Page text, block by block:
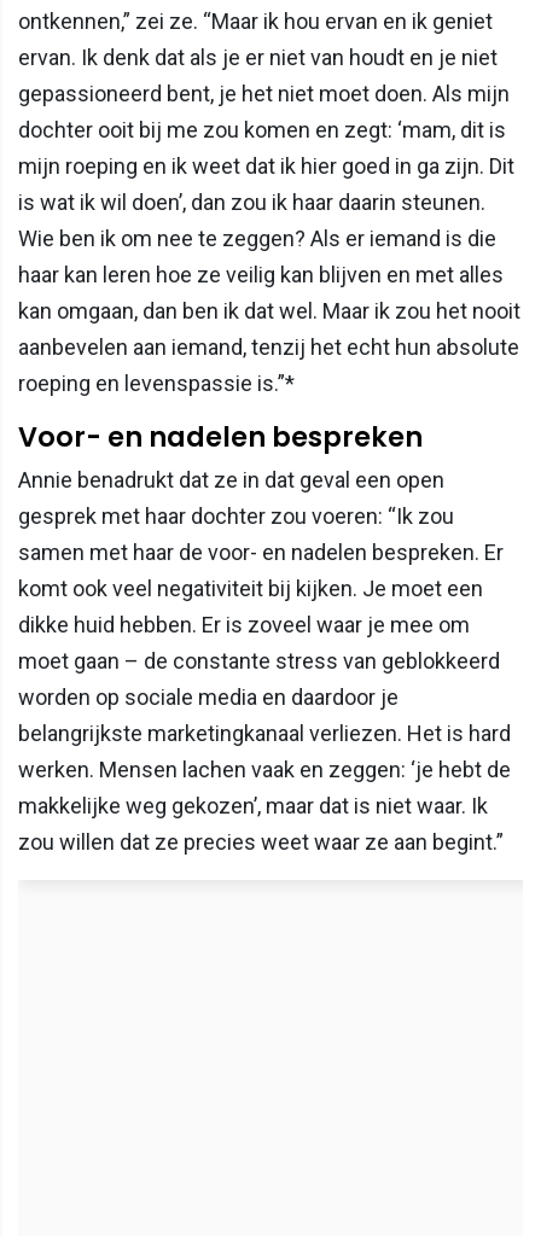
ontkennen,” zei ze. “Maar ik hou ervan en ik geniet
ervan. Ik denk dat als je er niet van houdt en je niet
gepassioneerd bent, je het niet moet doen. Als mijn
dochter ooit bij me zou komen en zegt: ‘mam, dit is
mijn roeping en ik weet dat ik hier goed in ga zijn. Dit
is wat ik wil doen’, dan zou ik haar daarin steunen.
Wie ben ik om nee te zeggen? Als er iemand is die
haar kan leren hoe ze veilig kan blijven en met alles
kan omgaan, dan ben ik dat wel. Maar ik zou het nooit
aanbevelen aan iemand, tenzij het echt hun absolute
roeping en levenspassie is.”*
Voor- en nadelen bespreken
Annie benadrukt dat ze in dat geval een open
gesprek met haar dochter zou voeren: “Ik zou
samen met haar de voor- en nadelen bespreken. Er
komt ook veel negativiteit bij kijken. Je moet een
dikke huid hebben. Er is zoveel waar je mee om
moet gaan – de constante stress van geblokkeerd
worden op sociale media en daardoor je
belangrijkste marketingkanaal verliezen. Het is hard
werken. Mensen lachen vaak en zeggen: ‘je hebt de
makkelijke weg gekozen’, maar dat is niet waar. Ik
zou willen dat ze precies weet waar ze aan begint.”